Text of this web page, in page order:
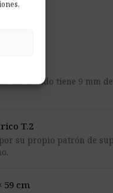
certificado tiene 9 mm
T.2
su propio patrón de
59 cm